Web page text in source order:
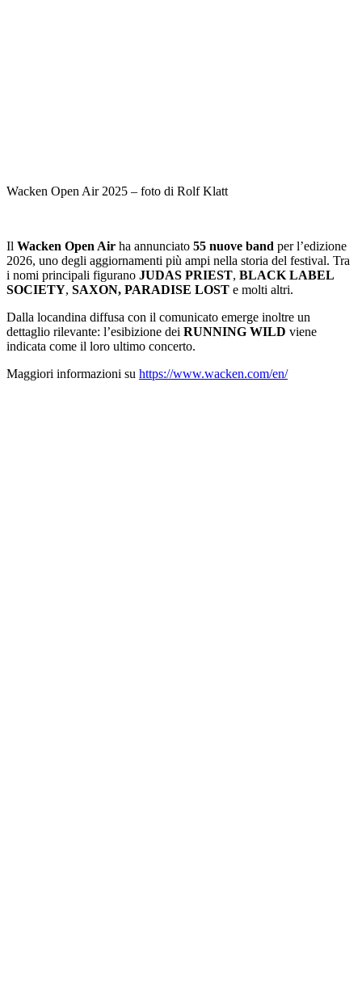
Wacken Open Air 2025 – foto di Rolf Klatt
Il Wacken Open Air ha annunciato 55 nuove band per l’edizione
2026, uno degli aggiornamenti più ampi nella storia del festival. Tra
i nomi principali figurano JUDAS PRIEST, BLACK LABEL
SOCIETY, SAXON, PARADISE LOST e molti altri.
Dalla locandina diffusa con il comunicato emerge inoltre un
dettaglio rilevante: l’esibizione dei RUNNING WILD viene
indicata come il loro ultimo concerto.
Maggiori informazioni su https://www.wacken.com/en/